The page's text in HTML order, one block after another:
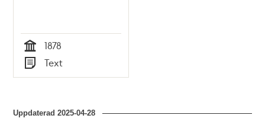
Tid
1878
Typ
Text
Uppdaterad2025-04-28